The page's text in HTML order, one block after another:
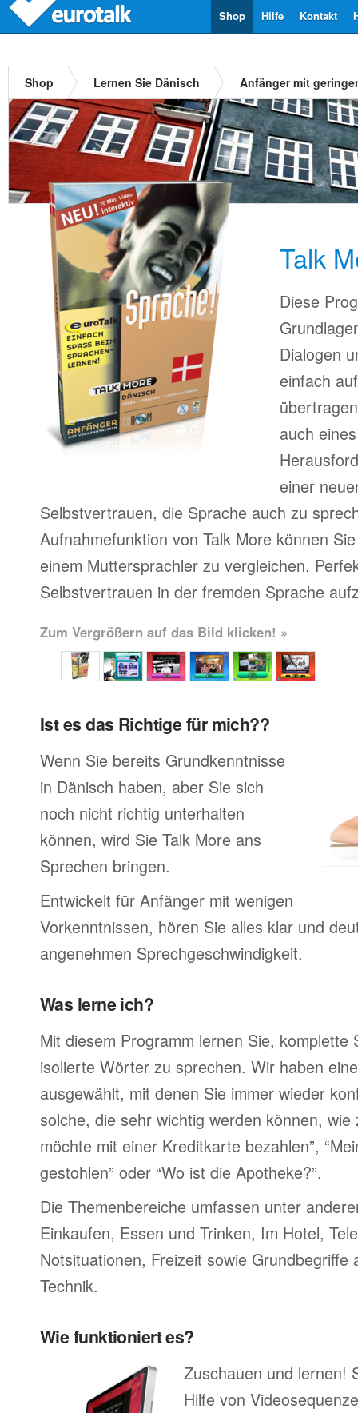
Kontakt
Hilfe
Shop
Shop Lernen Sie Dänisch Anfänger mit
Talk
Diese
Dialogen
einfach
auch
einer
Selbstvertrauen, die Sprache auch zu
Aufnahmefunktion von Talk More können
einem Muttersprachler zu vergleichen.
Selbstvertrauen in der fremden Sprache
Zum Vergrößern auf das Bild klicken! »
Ist es das Richtige für mich??
Wenn Sie bereits Grundkenntnisse
in Dänisch haben, aber Sie sich
noch nicht richtig unterhalten
können, wird Sie Talk More ans
Sprechen bringen.
Entwickelt für Anfänger mit wenigen
Vorkenntnissen, hören Sie alles klar und
angenehmen Sprechgeschwindigkeit.
Was lerne ich?
Mit diesem Programm lernen Sie, komplette
isolierte Wörter zu sprechen. Wir haben
ausgewählt, mit denen Sie immer wieder
solche, die sehr wichtig werden können, wie
möchte mit einer Kreditkarte bezahlen”,
gestohlen” oder “Wo ist die Apotheke?”.
Die Themenbereiche umfassen unter
Einkaufen, Essen und Trinken, Im Hotel,
Notsituationen, Freizeit sowie
Technik.
Wie funktioniert es?
Zuschauen und lernen!
Hilfe von